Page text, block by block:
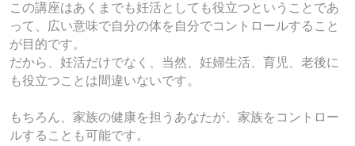
この講座はあくまでも妊活としても役立つということであ
って、広い意味で自分の体を自分でコントロールすること
が目的です。
だから、妊活だけでなく、当然、妊婦生活、育児、老後に
も役立つことは間違いないです。
もちろん、家族の健康を担うあなたが、家族をコントロー
ルすることも可能です。